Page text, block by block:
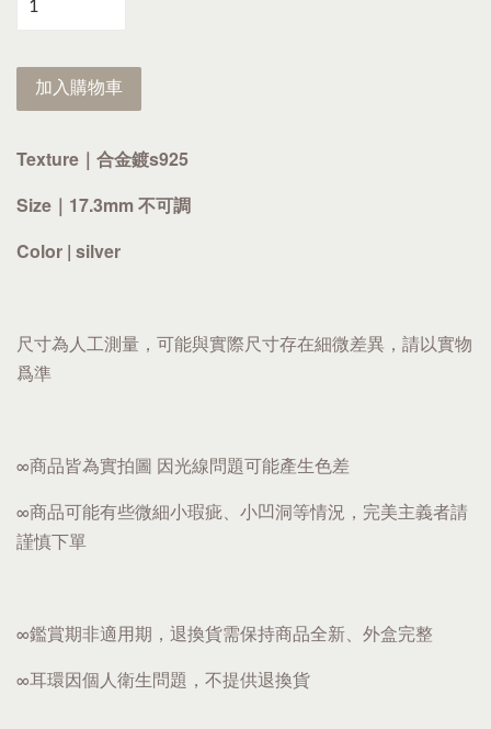
加入購物車
Texture｜ 合金鍍s925
Size｜17.3mm 不可調
Color | silver
尺寸為人工測量，可能與實際尺寸存在細微差異，請以實物
爲準
∞商品皆為實拍圖 因光線問題可能產生色差
∞商品可能有些微細小瑕疵、小凹洞等情況，完美主義者請
謹慎下單
∞鑑賞期非適用期，退換貨需保持商品全新、外盒完整
∞耳環因個人衛生問題，不提供退換貨